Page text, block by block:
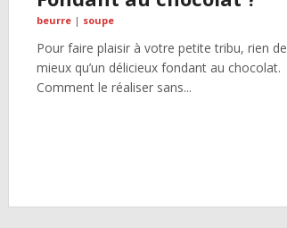
beurre| soupe
Pour faire plaisir à votre petite tribu, rien de
mieux qu’un délicieux fondant au chocolat.
Comment le réaliser sans...